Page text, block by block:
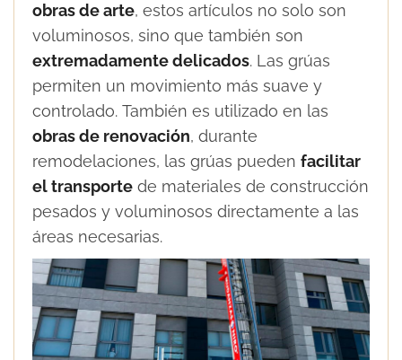
obras de arte, estos artículos no solo son
voluminosos, sino que también son
extremadamente delicados. Las grúas
permiten un movimiento más suave y
controlado. También es utilizado en las
obras de renovación, durante
remodelaciones, las grúas pueden facilitar
el transporte de materiales de construcción
pesados y voluminosos directamente a las
áreas necesarias.